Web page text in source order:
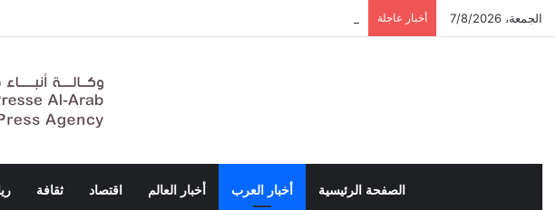
الجمعة، 7/8/2026 أخبار عاجلة
الصفحة الرئيسية أخبار العرب أخبار العالم اقتصاد ثقافة